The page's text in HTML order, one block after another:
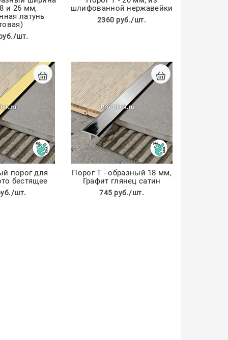
и 26 мм,
латунь
шт.
шлифованной нержавейки
2360 руб./шт.
порог для
бестящее
шт.
Порог Т - образный 18 мм,
Графит глянец сатин
745 руб./шт.